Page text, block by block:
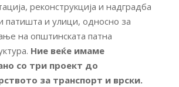
реконструкција и надградба
патишта и улици, односно за
на општинската патна
Ние веќе имаме
со три проект до
за транспорт и врски.